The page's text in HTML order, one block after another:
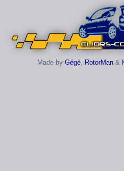
Made by Gégé, RotorMan&